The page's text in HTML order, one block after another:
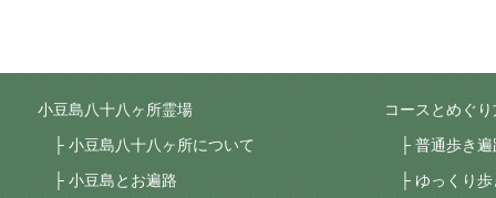
小豆島八十八ヶ所霊場
小豆島八十八ヶ所について
小豆島とお遍路
コースとめぐ
普通歩き
ゆっくり